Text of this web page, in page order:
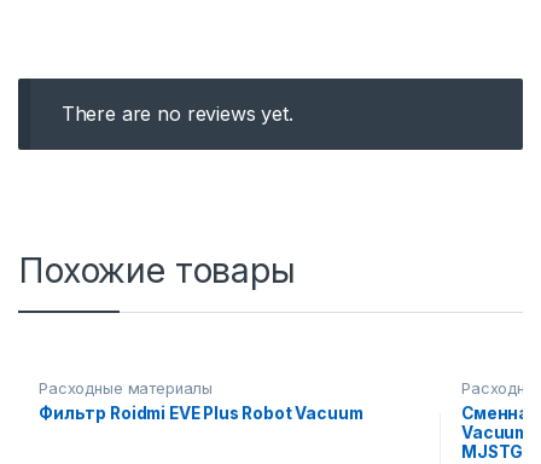
There are no reviews yet.
Похожие товары
Расходные материалы
Фильтр Roidmi EVE Plus Robot Vacuum
Сменная
Vacuum-
MJSTG1